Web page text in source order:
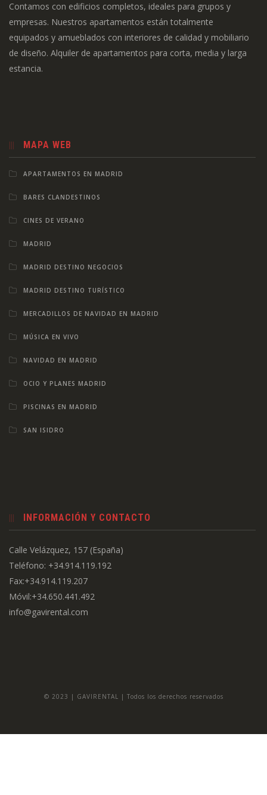
Contamos con edificios completos, ideales para grupos y
empresas. Nuestros apartamentos están totalmente
equipados y amueblados con interiores de calidad y mobiliario
de diseño. Alquiler de apartamentos para corta, media y larga
estancia.
MAPA WEB
APARTAMENTOS EN MADRID
BARES CLANDESTINOS
CINES DE VERANO
MADRID
MADRID DESTINO NEGOCIOS
MADRID DESTINO TURÍSTICO
MERCADILLOS DE NAVIDAD EN MADRID
MÚSICA EN VIVO
NAVIDAD EN MADRID
OCIO Y PLANES MADRID
PISCINAS EN MADRID
SAN ISIDRO
INFORMACIÓN Y CONTACTO
Calle Velázquez, 157 (España)
Teléfono: +34.914.119.192
Fax:+34.914.119.207
Móvil:+34.650.441.492
info@gavirental.com
© 2023 | GAVIRENTAL | Todos los derechos reservados